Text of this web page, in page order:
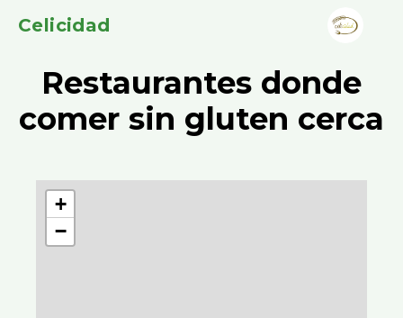
Celicidad
Restaurantes donde
comer sin gluten cerca
+
−